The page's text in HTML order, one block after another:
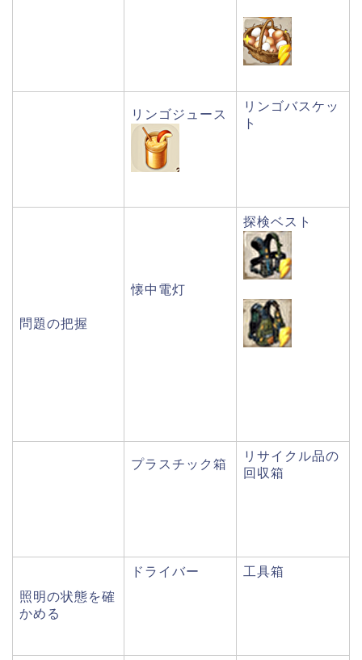
リンゴジュース
リンゴバスケッ
ト
問題の把握
懐中電灯
探検ベスト
プラスチック箱
リサイクル品の
回収箱
照明の状態を確
かめる
ドライバー 工具箱